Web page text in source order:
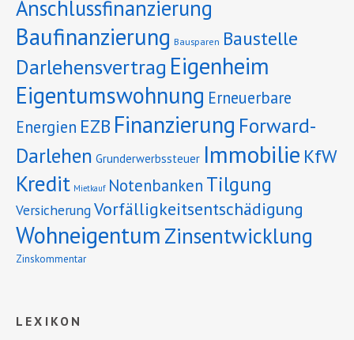
Anschlussfinanzierung
Baufinanzierung Bausparen Baustelle
Darlehensvertrag Eigenheim
Eigentumswohnung Erneuerbare
Energien EZB Finanzierung Forward-
Darlehen Grunderwerbssteuer Immobilie KfW
Kredit Mietkauf Notenbanken Tilgung
VersicherungVorfälligkeitsentschädigung
Wohneigentum Zinsentwicklung
Zinskommentar
LEXIKON